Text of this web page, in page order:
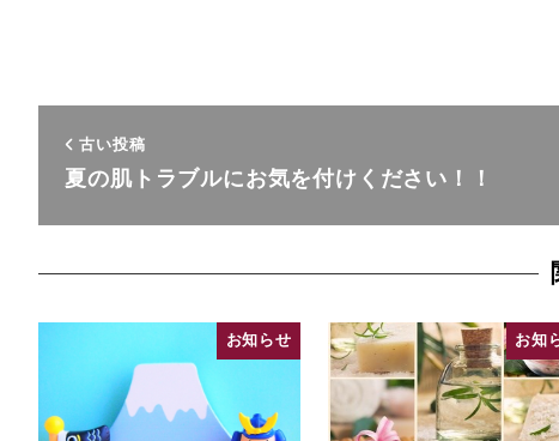
古い投稿
夏の肌トラブルにお気を付けください！！
お知らせ お知